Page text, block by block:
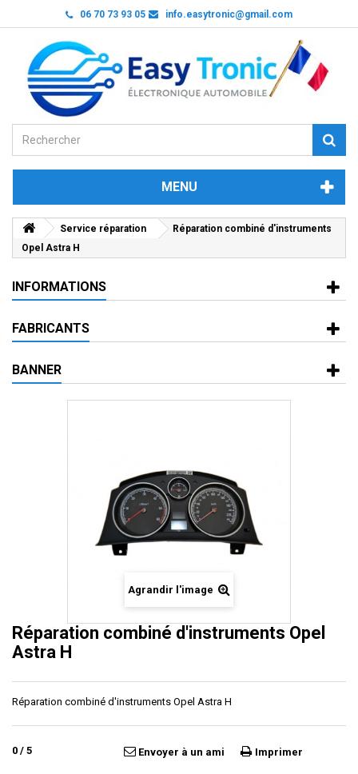
06 70 73 93 05 info.easytronic@gmail.com
MENU
Service réparation
Réparation combiné d'instruments
Opel Astra H
INFORMATIONS
FABRICANTS
BANNER
Agrandir l'image
Réparation combiné d'instruments Opel
Astra H
Réparation combiné d'instruments Opel Astra H
0 / 5 Envoyer à un ami Imprimer